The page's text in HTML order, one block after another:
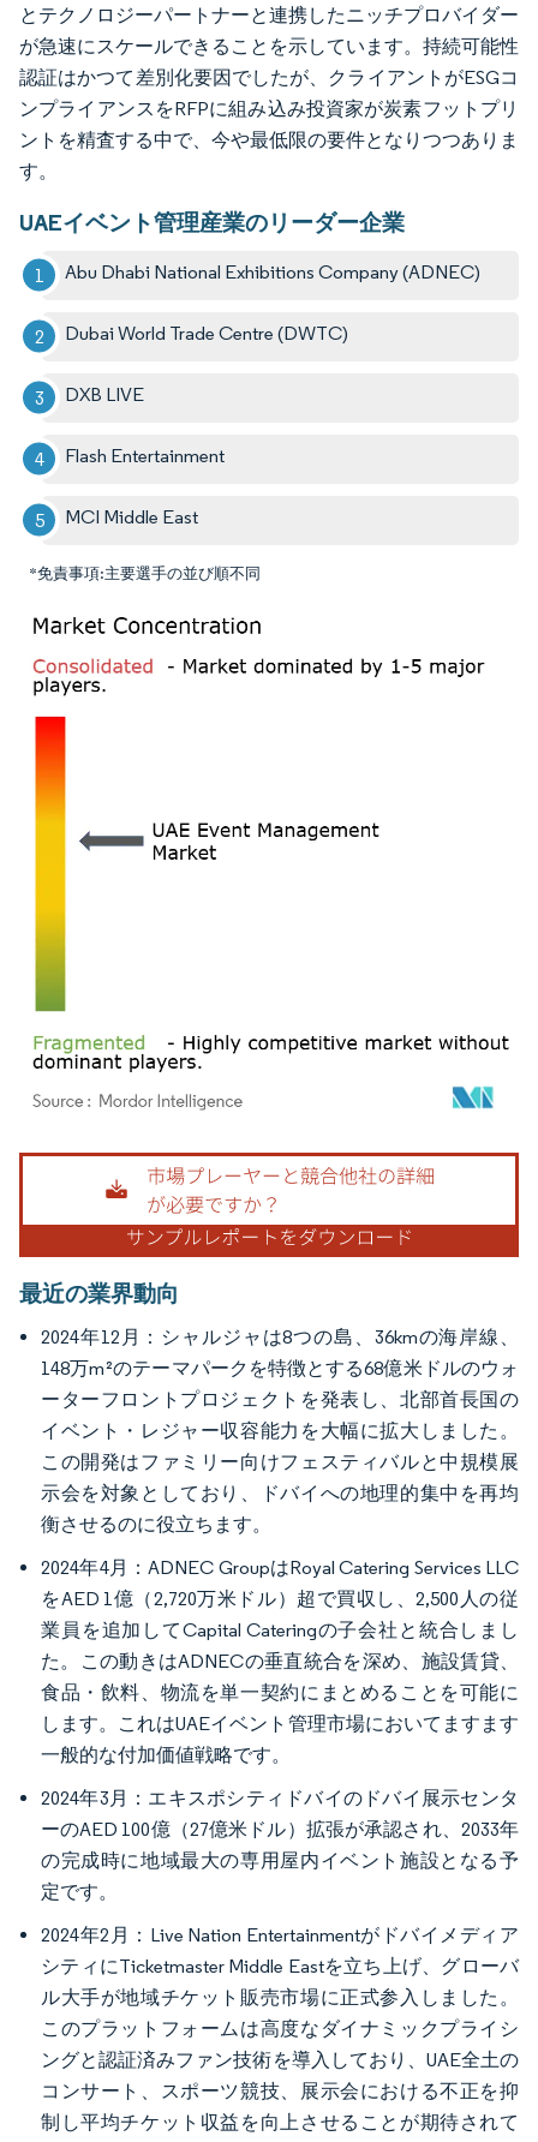
とテクノロジーパートナーと連携したニッチプロバイダー
が急速にスケールできることを示しています。持続可能性
認証はかつて差別化要因でしたが、クライアントがESGコ
ンプライアンスをRFPに組み込み投資家が炭素フットプリ
ントを精査する中で、今や最低限の要件となりつつありま
す。
UAEイベント管理産業のリーダー企業
Abu Dhabi National Exhibitions Company (ADNEC)
Dubai World Trade Centre (DWTC)
DXB LIVE
Flash Entertainment
MCI Middle East
*免責事項:主要選手の並び順不同
画像 © Mordor Intelligence。再利用にはCC BY 4.0の表示が必要です。
最近の業界動向
2024年12月：シャルジャは8つの島、36kmの海岸線、
148万m²のテーマパークを特徴とする68億米ドルのウォ
ーターフロントプロジェクトを発表し、北部首長国の
イベント・レジャー収容能力を大幅に拡大しました。
この開発はファミリー向けフェスティバルと中規模展
示会を対象としており、ドバイへの地理的集中を再均
衡させるのに役立ちます。
2024年4月：ADNEC GroupはRoyal Catering Services LLC
をAED 1億（2,720万米ドル）超で買収し、2,500人の従
業員を追加してCapital Cateringの子会社と統合しまし
た。この動きはADNECの垂直統合を深め、施設賃貸、
食品・飲料、物流を単一契約にまとめることを可能に
します。これはUAEイベント管理市場においてますます
一般的な付加価値戦略です。
2024年3月：エキスポシティドバイのドバイ展示センタ
ーのAED 100億（27億米ドル）拡張が承認され、2033年
の完成時に地域最大の専用屋内イベント施設となる予
定です。
2024年2月：Live Nation Entertainmentがドバイメディア
シティにTicketmaster Middle Eastを立ち上げ、グローバ
ル大手が地域チケット販売市場に正式参入しました。
このプラットフォームは高度なダイナミックプライシ
ングと認証済みファン技術を導入しており、UAE全土の
コンサート、スポーツ競技、展示会における不正を抑
制し平均チケット収益を向上させることが期待されて